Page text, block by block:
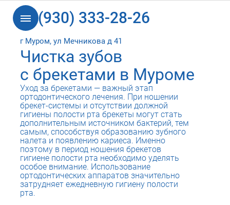
8 (930) 333-28-26
г Муром, ул Мечникова д 41
Чистка зубов
с брекетами в Муроме
Уход за брекетами — важный этап
ортодонтического лечения. При ношении
брекет-системы и отсутствии должной
гигиены полости рта брекеты могут стать
дополнительным источником бактерий, тем
самым, способствуя образованию зубного
налета и появлению кариеса. Именно
поэтому в период ношения брекетов
гигиене полости рта необходимо уделять
особое внимание. Использование
ортодонтических аппаратов значительно
затрудняет ежедневную гигиену полости
рта.